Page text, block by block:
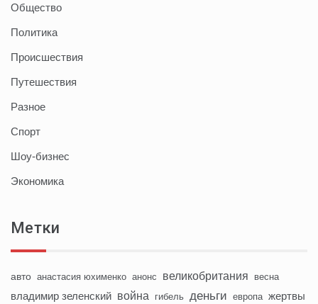
Общество
Политика
Происшествия
Путешествия
Разное
Спорт
Шоу-бизнес
Экономика
Метки
авто анастасия юхименко анонс великобритания весна
владимир зеленский война гибель деньги европа жертвы